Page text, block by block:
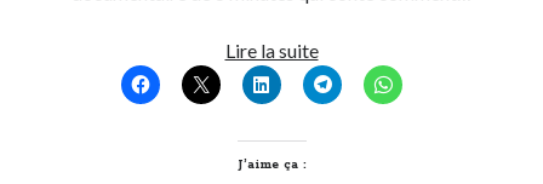
Lire la suite6
minutes
positives
J’aime ça :